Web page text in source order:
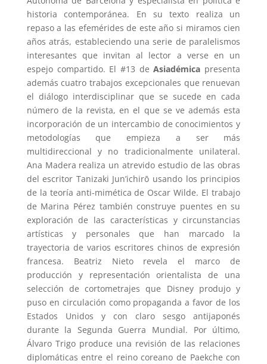
historia contemporánea. En su texto realiza un
repaso a las efemérides de este año si miramos cien
años atrás, estableciendo una serie de paralelismos
interesantes que invitan al lector a verse en un
espejo compartido. El #13 deAsiadémica presenta
además cuatro trabajos excepcionales que renuevan
el diálogo interdisciplinar que se sucede en cada
número de la revista, en el que se ve además esta
incorporación de un intercambio de conocimientos y
metodologías que empieza a ser más
multidireccional y no tradicionalmente unilateral.
Ana Madera realiza un atrevido estudio de las obras
del escritor Tanizaki Jun’ichirō usando los principios
de la teoría anti-mimética de Oscar Wilde. El trabajo
de Marina Pérez también construye puentes en su
exploración de las características y circunstancias
artísticas y personales que han marcado la
trayectoria de varios escritores chinos de expresión
francesa. Beatriz Nieto revela el marco de
producción y representación orientalista de una
selección de cortometrajes que Disney produjo y
puso en circulación como propaganda a favor de los
Estados Unidos y con claro sesgo antijaponés
durante la Segunda Guerra Mundial. Por último,
Álvaro Trigo produce una revisión de las relaciones
diplomáticas entre el reino coreano de Paekche con